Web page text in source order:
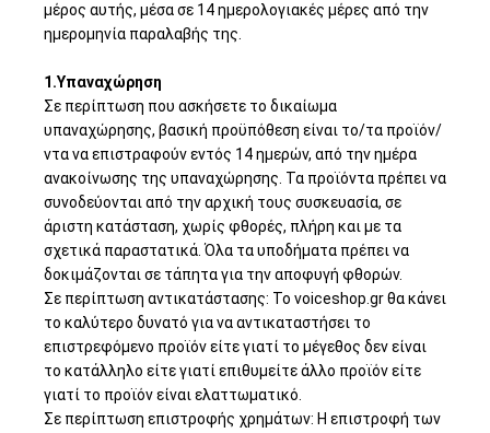
μέρος αυτής, μέσα σε 14 ημερολογιακές μέρες από την
ημερομηνία παραλαβής της.
1.Υπαναχώρηση
Σε περίπτωση που ασκήσετε το δικαίωμα
υπαναχώρησης, βασική προϋπόθεση είναι το/τα προϊόν/
ντα να επιστραφούν εντός 14 ημερών, από την ημέρα
ανακοίνωσης της υπαναχώρησης. Τα προϊόντα πρέπει να
συνοδεύονται από την αρχική τους συσκευασία, σε
άριστη κατάσταση, χωρίς φθορές, πλήρη και με τα
σχετικά παραστατικά. Όλα τα υποδήματα πρέπει να
δοκιμάζονται σε τάπητα για την αποφυγή φθορών.
Σε περίπτωση αντικατάστασης: Το voiceshop.gr θα κάνει
το καλύτερο δυνατό για να αντικαταστήσει το
επιστρεφόμενο προϊόν είτε γιατί το μέγεθος δεν είναι
το κατάλληλο είτε γιατί επιθυμείτε άλλο προϊόν είτε
γιατί το προϊόν είναι ελαττωματικό.
Σε περίπτωση επιστροφής χρημάτων: H επιστροφή των